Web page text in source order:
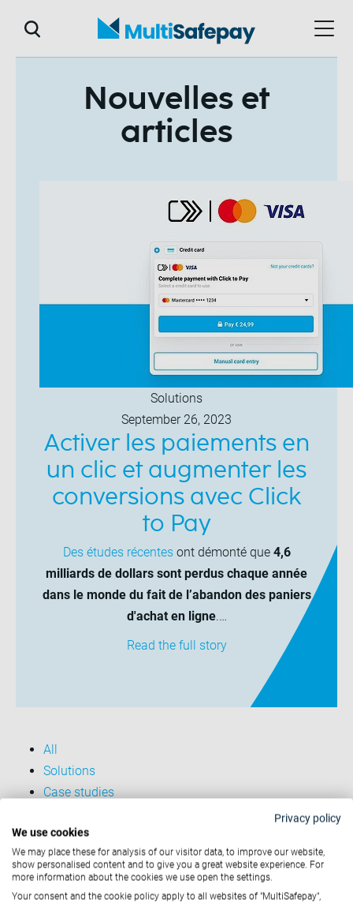
Nouvelles et
articles
Solutions
September 26, 2023
Activer les paiements en
un clic et augmenter les
conversions avec Click
to Pay
Des études récentesont démonté que 4,6
milliards de dollars sont perdus chaque année
dans le monde du fait de l’abandon des paniers
d'achat en ligne.…
Read the full story
All
Solutions
Case studies
Solutions
Privacy policy
We use cookies
We may place these for analysis of our visitor data, to improve our website,
show personalised content and to give you a great website experience. For
more information about the cookies we use open the settings.
Your consent and the cookie policy apply to all websites of "MultiSafepay",